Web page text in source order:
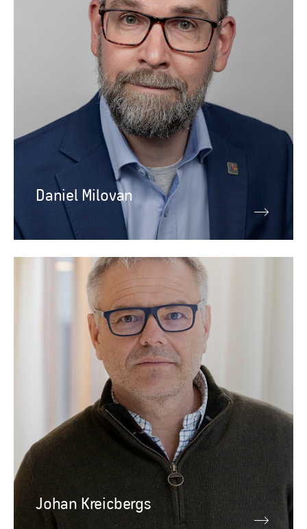
Daniel Milovan
Daniel Milovan
Johan Kreicbergs
Ledningsgrupp
Johan Kreicbergs
Chef för Politik och påverkan